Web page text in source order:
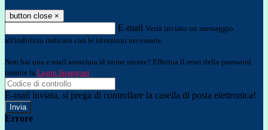
button close ×
E-mail Verrà inviato un messaggio
all'indirizzo indicato con le istruzioni necessarie.
Non hai una e-mail associata al nome utente? Effettua il reset della password
tramite la Login Spaggiari
E-mail inviata, si prega di controllare la casella di posta elettronica!
Errore